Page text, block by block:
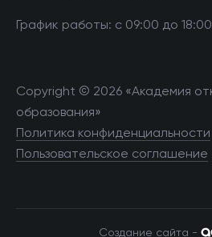
График работы: с 09:00 до
Copyright © 2026 «Академия
образования»
Политика конфиденциальности
Пользовательское соглашение
Создание сайта -